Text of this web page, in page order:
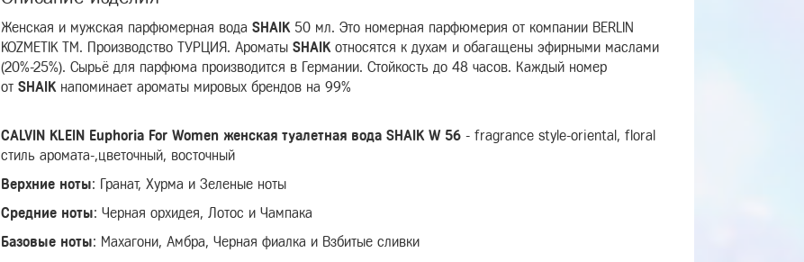
Женская и мужская парфюмерная вода SHAIK 50 мл. Это номерная парфюмерия от компании BERLIN
KOZMETIK TM. Производство ТУРЦИЯ. Ароматы SHAIK относятся к духам и обагащены эфирными маслами
(20%-25%). Сырьё для парфюма производится в Германии. Стойкость до 48 часов. Каждый номер
от SHAIK напоминает ароматы мировых брендов на 99%
CALVIN KLEIN Euphoria For Women женская туалетная вода SHAIK W 56 - fragrance style-oriental, floral
стиль аромата-,цветочный, восточный
Верхние ноты: Гранат, Хурма и Зеленые ноты
Средние ноты: Черная орхидея, Лотос и Чампака
Базовые ноты: Махагони, Амбра, Черная фиалка и Взбитые сливки